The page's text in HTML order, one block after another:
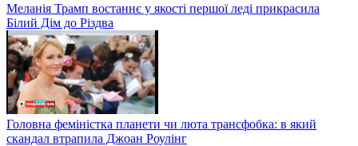
Меланія Трамп востаннє у якості першої леді прикрасила
Білий Дім до Різдва
Головна феміністка планети чи люта трансфобка: в який
скандал втрапила Джоан Роулінг